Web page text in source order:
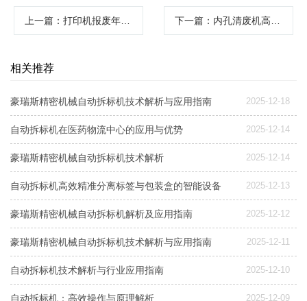
上一篇 ：打印机报废年限及处理与手动打废料机器链条更换指南 下一篇 ：内孔清废机高效清理废料提升生产效率
相关推荐
豪瑞斯精密机械自动拆标机技术解析与应用指南 2025-12-18
自动拆标机在医药物流中心的应用与优势 2025-12-14
豪瑞斯精密机械自动拆标机技术解析 2025-12-14
自动拆标机高效精准分离标签与包装盒的智能设备 2025-12-13
豪瑞斯精密机械自动拆标机解析及应用指南 2025-12-12
豪瑞斯精密机械自动拆标机技术解析与应用指南 2025-12-11
自动拆标机技术解析与行业应用指南 2025-12-10
自动拆标机：高效操作与原理解析 2025-12-09